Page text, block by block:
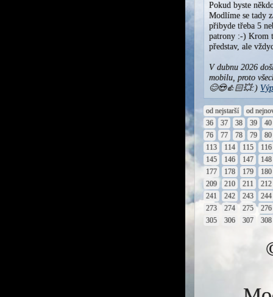
Pokud byste
Modlíme se tady
přibyde třeba 5
patrony :-) Krom
představ, ale
V dubnu 2026
mobilu, proto
😊😍👍🏻💥:)
od nejstarší
od
36
37 38 39
40
76
77 78 79
80
113
114 115
116
145
146 147
148
177
178 179
180
209
210 211
212
241
242 243
244
273
274 275
276
305
306 307 308